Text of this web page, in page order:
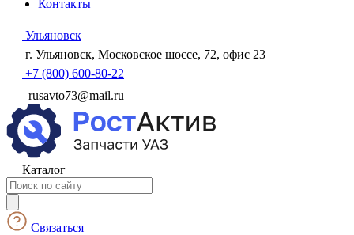
Контакты
Ульяновск
г. Ульяновск, Московское шоссе, 72, офис 23
+7 (800) 600-80-22
rusavto73@mail.ru
Каталог
Поиск
товаров
Связаться